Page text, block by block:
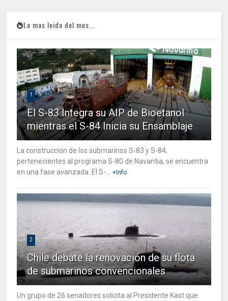
Lo mas leido del mes...
1
El S-83 Integra su AIP de Bioetanol
mientras el S-84 Inicia su Ensamblaje
La construcción de los submarinos S-83 y S-84,
pertenecientes al programa S-80 de Navantia, se encuentra
en una fase avanzada. El S-...
+Info
2
Chile debate la renovación de su flota
de submarinos convencionales
Un grupo de 26 senadores solicita al Presidente Kast que